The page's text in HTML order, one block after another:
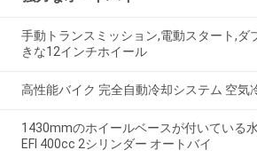
手動トランスミッション,電動スタート,ダ
きな12インチホイール
高性能バイク 完全自動冷却システム 空気
1430mmのホイールベースが付いている
EFI 400cc 2シリンダー オートバイ